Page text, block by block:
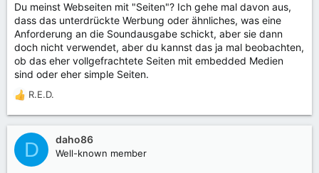
Du meinst Webseiten mit "Seiten"? Ich gehe mal davon aus,
dass das unterdrückte Werbung oder ähnliches, was eine
Anforderung an die Soundausgabe schickt, aber sie dann
doch nicht verwendet, aber du kannst das ja mal beobachten,
ob das eher vollgefrachtete Seiten mit embedded Medien
sind oder eher simple Seiten.
R
e
a
k
t
R.E.D.
D daho86
Well-known member